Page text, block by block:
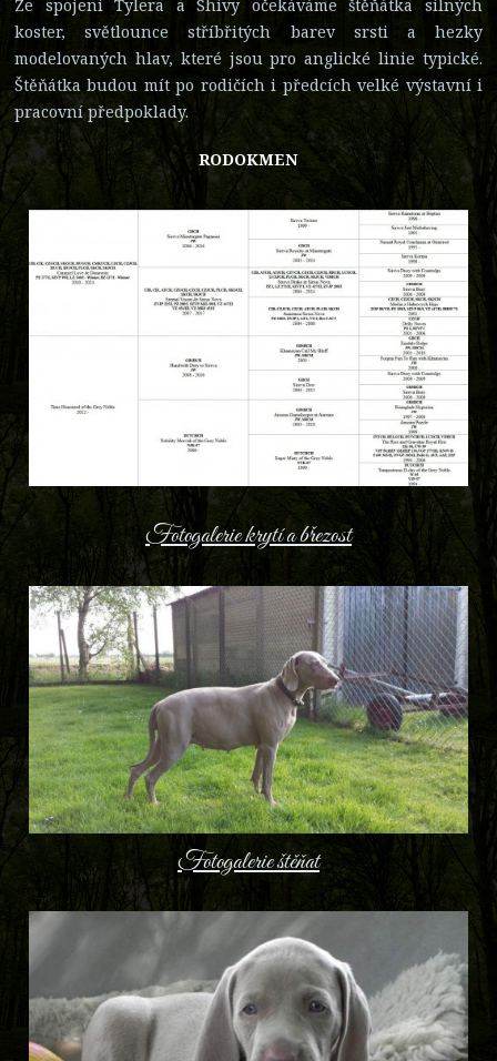
Ze spojení Tylera a Shivy očekáváme štěňátka silných
koster, světlounce stříbřitých barev srsti a hezky
modelovaných hlav, které jsou pro anglické linie typické.
Štěňátka budou mít po rodičích i předcích velké výstavní i
pracovní předpoklady.
RODOKMEN
Fotogalerie krytí a březost
Fotogalerie štěňat